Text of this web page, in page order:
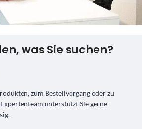
was Sie suchen?
zum Bestellvorgang oder zu
unterstützt Sie gerne